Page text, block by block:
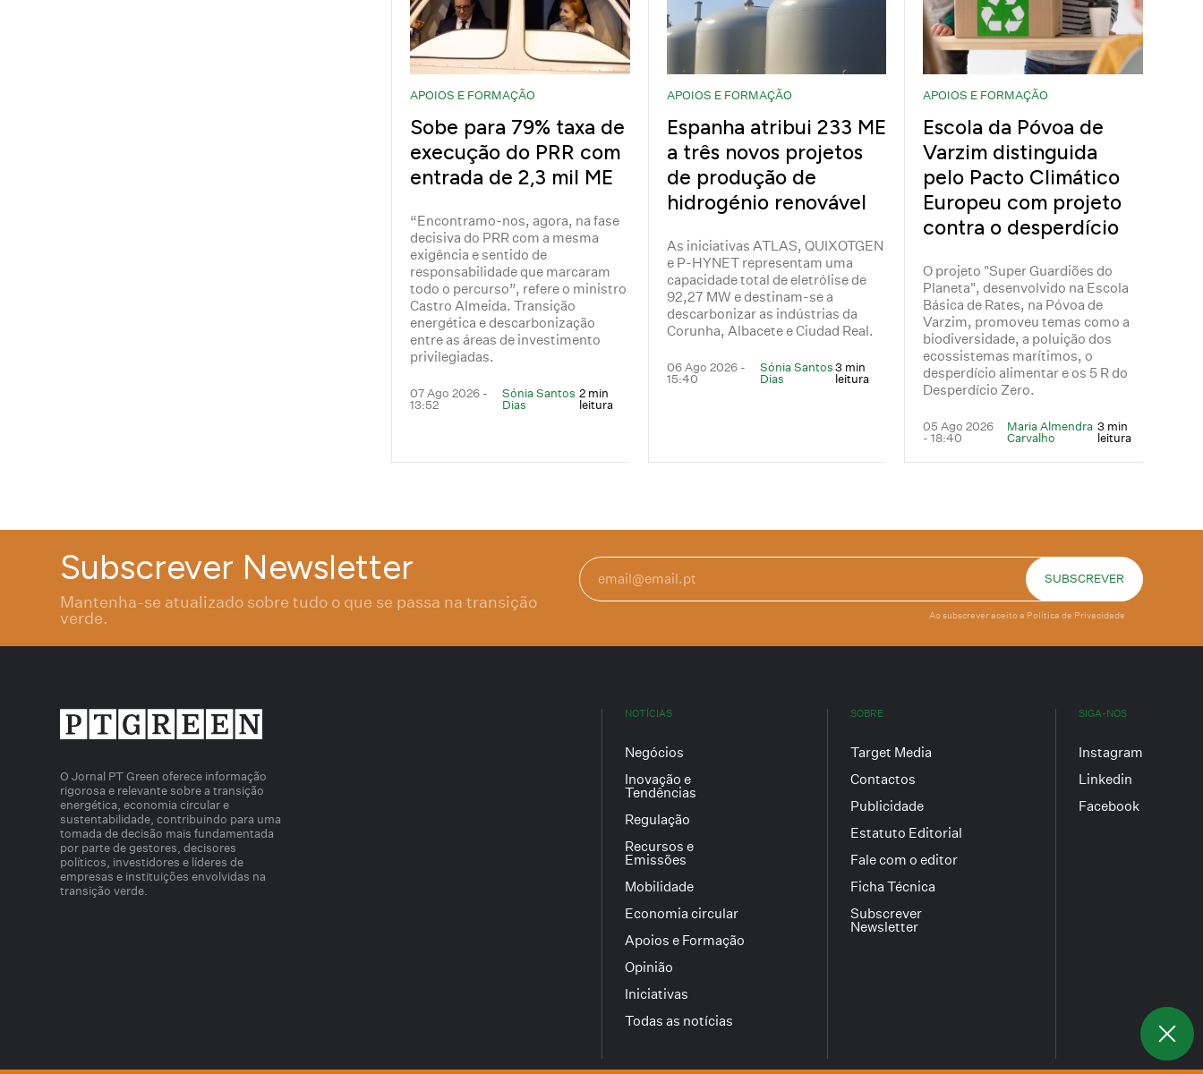
APOIOS E FORMAÇÃO
Sobe para 79% taxa de
execução do PRR com
entrada de 2,3 mil ME
“Encontramo-nos, agora, na fase
decisiva do PRR com a mesma
exigência e sentido de
responsabilidade que marcaram
todo o percurso”, refere o ministro
Castro Almeida. Transição
energética e descarbonização
entre as áreas de investimento
privilegiadas.
07 Ago 2026 -
13:52
Sónia Santos
Dias
2 min
leitura
APOIOS E FORMAÇÃO
Espanha atribui 233 ME
a três novos projetos
de produção de
hidrogénio renovável
As iniciativas ATLAS, QUIXOTGEN
e P-HYNET representam uma
capacidade total de eletrólise de
92,27 MW e destinam-se a
descarbonizar as indústrias da
Corunha, Albacete e Ciudad Real.
06 Ago 2026 -
15:40
Sónia Santos
Dias
3 min
leitura
APOIOS E FORMAÇÃO
Escola da Póvoa de
Varzim distinguida
pelo Pacto Climático
Europeu com projeto
contra o desperdício
O projeto "Super Guardiões do
Planeta", desenvolvido na Escola
Básica de Rates, na Póvoa de
Varzim, promoveu temas como a
biodiversidade, a poluição dos
ecossistemas marítimos, o
desperdício alimentar e os 5 R do
Desperdício Zero.
05 Ago 2026
- 18:40
Maria Almendra
Carvalho
3 min
leitura
Subscrever Newsletter
Mantenha-se atualizado sobre tudo o que se passa na transição
verde.
Ao subscrever aceito a Política de Privacidade
O Jornal PT Green oferece informação
rigorosa e relevante sobre a transição
energética, economia circular e
sustentabilidade, contribuindo para uma
tomada de decisão mais fundamentada
por parte de gestores, decisores
políticos, investidores e líderes de
empresas e instituições envolvidas na
transição verde.
NOTÍCIAS
Negócios
Inovação e
Tendências
Regulação
Recursos e
Emissões
Mobilidade
Economia circular
Apoios e Formação
Opinião
Iniciativas
Todas as notícias
SOBRE
Target Media
Contactos
Publicidade
Estatuto Editorial
Fale com o editor
Ficha Técnica
Subscrever
Newsletter
SIGA-NOS
Instagram
Linkedin
Facebook